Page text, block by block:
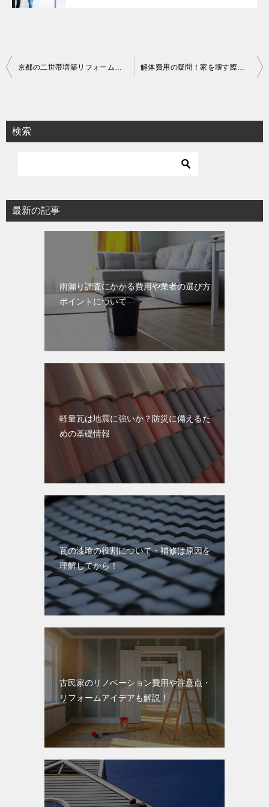
投
ビ
ゲ
ョ
ン
検索
最新の記事
雨漏り調査にかかる費用や業者の選び方
ポイントについて
軽量瓦は地震に強いか？防災に備えるた
めの基礎情報
瓦の漆喰の役割について・補修は原因を
理解してから！
古民家のリノベーション費用や注意点・
リフォームアイデアも解説！